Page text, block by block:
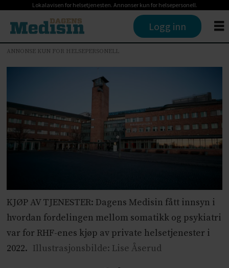
Lokalavisen for helsetjenesten. Annonser kun for helsepersonell.
Logg inn
ANNONSE KUN FOR HELSEPERSONELL
KJØP AV TJENESTER: Dagens Medisin fått innsyn i
hvordan fordelingen mellom somatikk og psykiatri
var for RHF-enes kjøp av private helsetjenester i
2022. Illustrasjonsbilde: Lise Åserud